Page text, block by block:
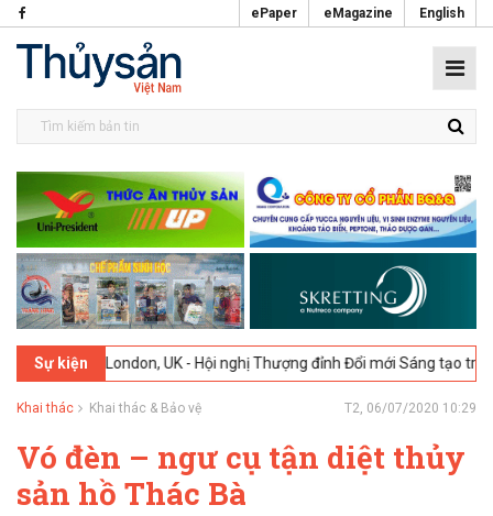
ePaper eMagazine English
Sự kiện
London, UK - Hội nghị Thượng đỉnh Đổi mới Sáng tạo trong Ngành
Khai thác Khai thác & Bảo vệ T2, 06/07/2020 10:29
Vó đèn – ngư cụ tận diệt thủy
sản hồ Thác Bà